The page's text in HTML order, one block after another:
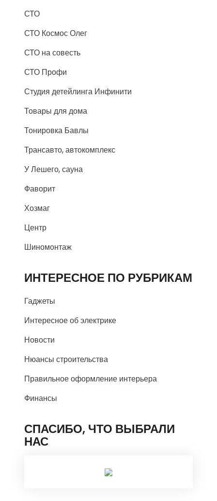
СТО
СТО Космос Олег
СТО на совесть
СТО Профи
Студия детейлинга Инфинити
Товары для дома
Тонировка Бавлы
Трансавто, автокомплекс
У Лешего, сауна
Фаворит
Хозмаг
Центр
Шиномонтаж
ИНТЕРЕСНОЕ ПО РУБРИКАМ
Гаджеты
Интересное об электрике
Новости
Нюансы строительства
Правильное оформление интерьера
Финансы
СПАСИБО, ЧТО ВЫБРАЛИ
НАС